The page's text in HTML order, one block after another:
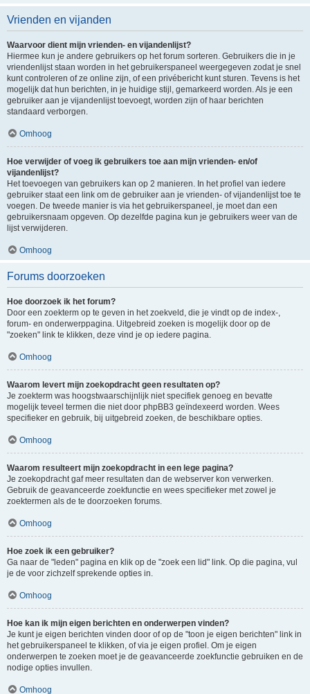
Vrienden en vijanden
Waarvoor dient mijn vrienden- en vijandenlijst?
Hiermee kun je andere gebruikers op het forum sorteren. Gebruikers die in je
vriendenlijst staan worden in het gebruikerspaneel weergegeven zodat je snel
kunt controleren of ze online zijn, of een privébericht kunt sturen. Tevens is het
mogelijk dat hun berichten, in je huidige stijl, gemarkeerd worden. Als je een
gebruiker aan je vijandenlijst toevoegt, worden zijn of haar berichten
standaard verborgen.
Omhoog
Hoe verwijder of voeg ik gebruikers toe aan mijn vrienden- en/of
vijandenlijst?
Het toevoegen van gebruikers kan op 2 manieren. In het profiel van iedere
gebruiker staat een link om de gebruiker aan je vrienden- of vijandenlijst toe te
voegen. De tweede manier is via het gebruikerspaneel, je moet dan een
gebruikersnaam opgeven. Op dezelfde pagina kun je gebruikers weer van de
lijst verwijderen.
Omhoog
Forums doorzoeken
Hoe doorzoek ik het forum?
Door een zoekterm op te geven in het zoekveld, die je vindt op de index-,
forum- en onderwerppagina. Uitgebreid zoeken is mogelijk door op de
"zoeken" link te klikken, deze vind je op iedere pagina.
Omhoog
Waarom levert mijn zoekopdracht geen resultaten op?
Je zoekterm was hoogstwaarschijnlijk niet specifiek genoeg en bevatte
mogelijk teveel termen die niet door phpBB3 geïndexeerd worden. Wees
specifieker en gebruik, bij uitgebreid zoeken, de beschikbare opties.
Omhoog
Waarom resulteert mijn zoekopdracht in een lege pagina?
Je zoekopdracht gaf meer resultaten dan de webserver kon verwerken.
Gebruik de geavanceerde zoekfunctie en wees specifieker met zowel je
zoektermen als de te doorzoeken forums.
Omhoog
Hoe zoek ik een gebruiker?
Ga naar de "leden" pagina en klik op de "zoek een lid" link. Op die pagina, vul
je de voor zichzelf sprekende opties in.
Omhoog
Hoe kan ik mijn eigen berichten en onderwerpen vinden?
Je kunt je eigen berichten vinden door of op de "toon je eigen berichten" link in
het gebruikerspaneel te klikken, of via je eigen profiel. Om je eigen
onderwerpen te zoeken moet je de geavanceerde zoekfunctie gebruiken en de
nodige opties invullen.
Omhoog